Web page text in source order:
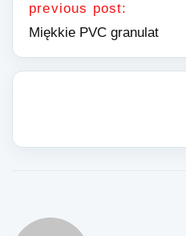
previous post:
Miękkie PVC granulat